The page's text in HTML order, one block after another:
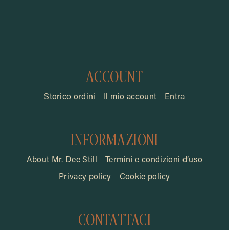
ACCOUNT
Storico ordini Il mio account Entra
INFORMAZIONI
About Mr. Dee Still Termini e condizioni d’uso
Privacy policy Cookie policy
CONTATTACI